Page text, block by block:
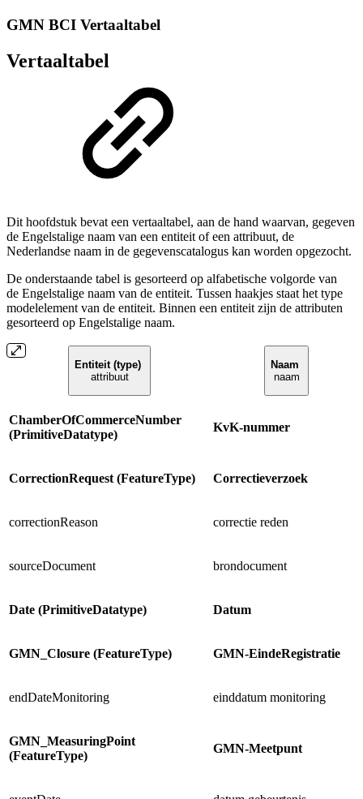
GMN BCI Vertaaltabel
Vertaaltabel
Dit hoofdstuk bevat een vertaaltabel, aan de hand waarvan, gegeven
de Engelstalige naam van een entiteit of een attribuut, de
Nederlandse naam in de gegevenscatalogus kan worden opgezocht.
De onderstaande tabel is gesorteerd op alfabetische volgorde van
de Engelstalige naam van de entiteit. Tussen haakjes staat het type
modelelement van de entiteit. Binnen een entiteit zijn de attributen
gesorteerd op Engelstalige naam.
Entiteit (type)
attribuut
Naam
naam
ChamberOfCommerceNumber
(PrimitiveDatatype)
KvK-nummer
CorrectionRequest (FeatureType) Correctieverzoek
correctionReason correctie reden
sourceDocument brondocument
Date (PrimitiveDatatype) Datum
GMN_Closure (FeatureType) GMN-EindeRegistratie
endDateMonitoring einddatum monitoring
GMN_MeasuringPoint
(FeatureType)
GMN-Meetpunt